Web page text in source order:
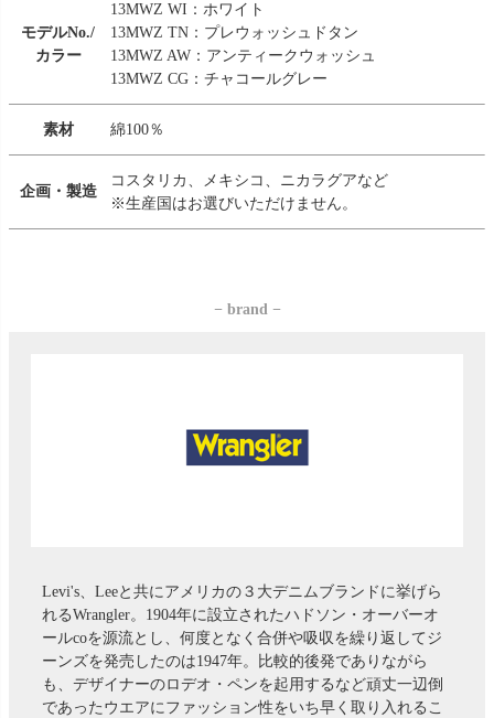
モデルNo./
カラー
13MWZ WI：ホワイト
13MWZ TN：プレウォッシュドタン
13MWZ AW：アンティークウォッシュ
13MWZ CG：チャコールグレー
素材 綿100％
企画・製造
コスタリカ、メキシコ、ニカラグアなど
※生産国はお選びいただけません。
− brand −
Levi's、Leeと共にアメリカの３大デニムブランドに挙げら
れるWrangler。1904年に設立されたハドソン・オーバーオ
ールcoを源流とし、何度となく合併や吸収を繰り返してジ
ーンズを発売したのは1947年。比較的後発でありながら
も、デザイナーのロデオ・ペンを起用するなど頑丈一辺倒
であったウエアにファッション性をいち早く取り入れるこ